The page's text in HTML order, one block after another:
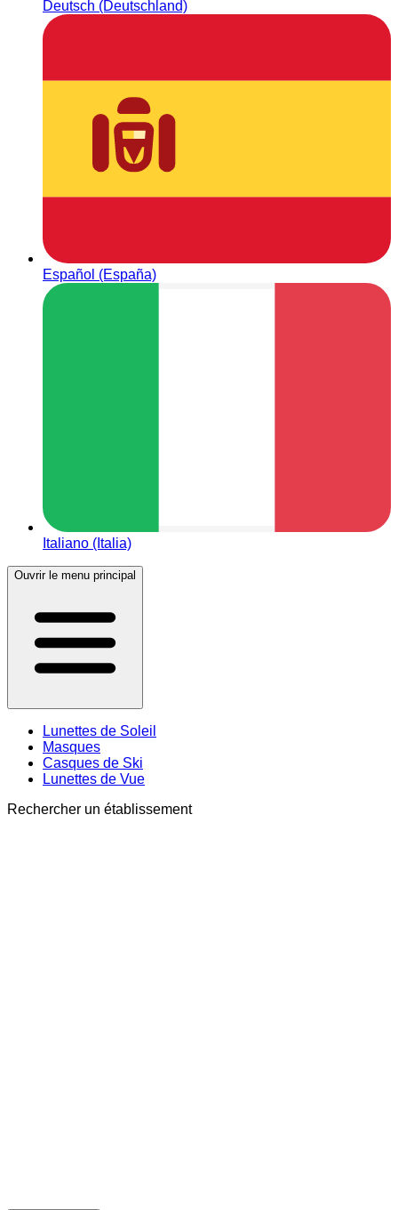
Deutsch (Deutschland)
Español (España)
Italiano (Italia)
Ouvrir le menu principal
Lunettes de Soleil
Masques
Casques de Ski
Lunettes de Vue
Rechercher un établissement